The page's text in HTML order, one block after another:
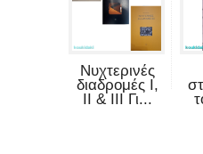
Νυχτερινές
διαδρομές Ι,
ΙΙ & ΙΙΙ Γι...